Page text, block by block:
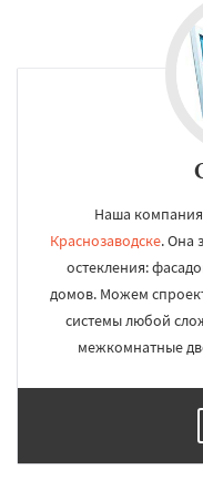
Наша
Краснозаводске. Она
остекления:
домов. Можем
системы любой
межкомнатные